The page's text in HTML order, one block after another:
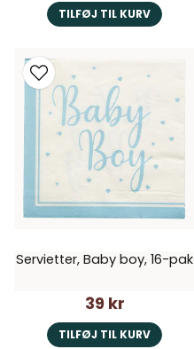
TILFØJ TIL KURV
Servietter, Baby boy, 16-pak
39 kr
TILFØJ TIL KURV